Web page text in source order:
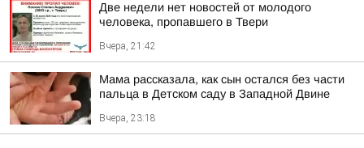
Две недели нет новостей от молодого
человека, пропавшего в Твери
Вчера, 21:42
Мама рассказала, как сын остался без части
пальца в Детском саду в Западной Двине
Вчера, 23:18